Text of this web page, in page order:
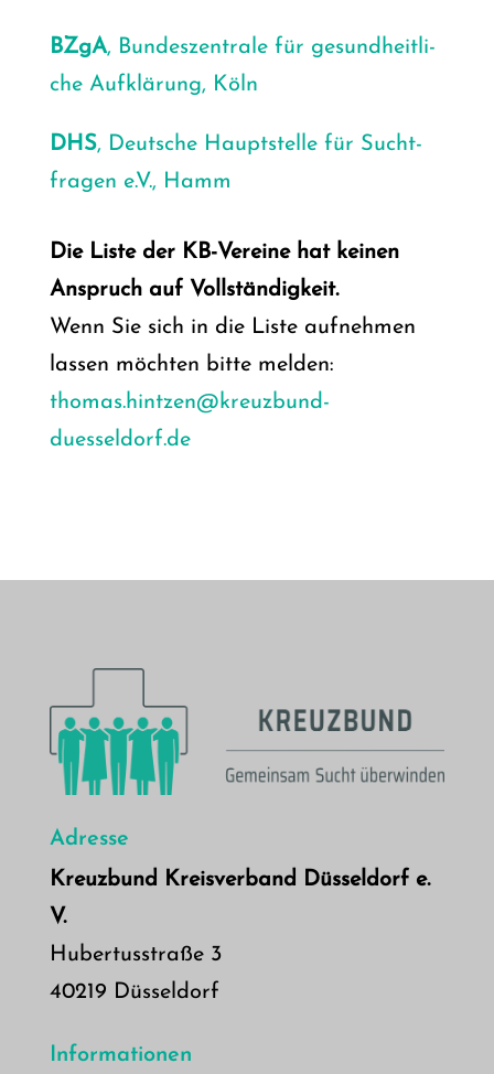
BZgA, Bun­des­zen­tra­le für gesund­heit­li­
che Auf­klä­rung, Köln
DHS, Deut­sche Haupt­stel­le für Sucht­
fra­gen e.V., Hamm
Die Lis­te der KB-Ver­ei­ne hat kei­nen
Anspruch auf Voll­stän­dig­keit.
Wenn Sie sich in die Lis­te auf­neh­men
las­sen möch­ten bit­te mel­den:
thomas.hintzen@kreuzbund-
duesseldorf.de
Adresse
Kreuzbund Kreisverband Düsseldorf e.
V.
Hubertusstraße 3
40219 Düsseldorf
Informationen